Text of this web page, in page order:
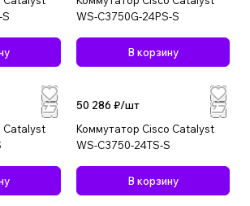
WS-C3750G-24PS-S
В корзину
Catalyst
50 286 ₽/шт
Коммутатор Cisco Catalyst
WS-C3750-24TS-S
В корзину